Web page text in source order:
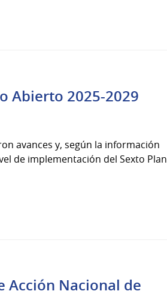
Abierto 2025-2029
avances y, según la información
de implementación del Sexto Plan
Acción Nacional de